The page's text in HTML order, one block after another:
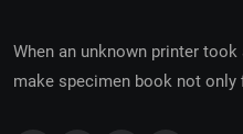
When an unknown printer
make specimen book not only